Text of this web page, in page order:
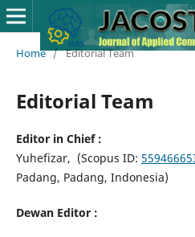
Home / Editorial Team
Editorial Team
Editor in Chief :
Yuhefizar, (Scopus ID:
Padang, Padang, Indonesia)
Dewan Editor :